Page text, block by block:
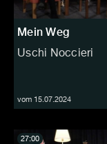
Mein Weg
Uschi Noccieri
vom 15.07.2024
27:00